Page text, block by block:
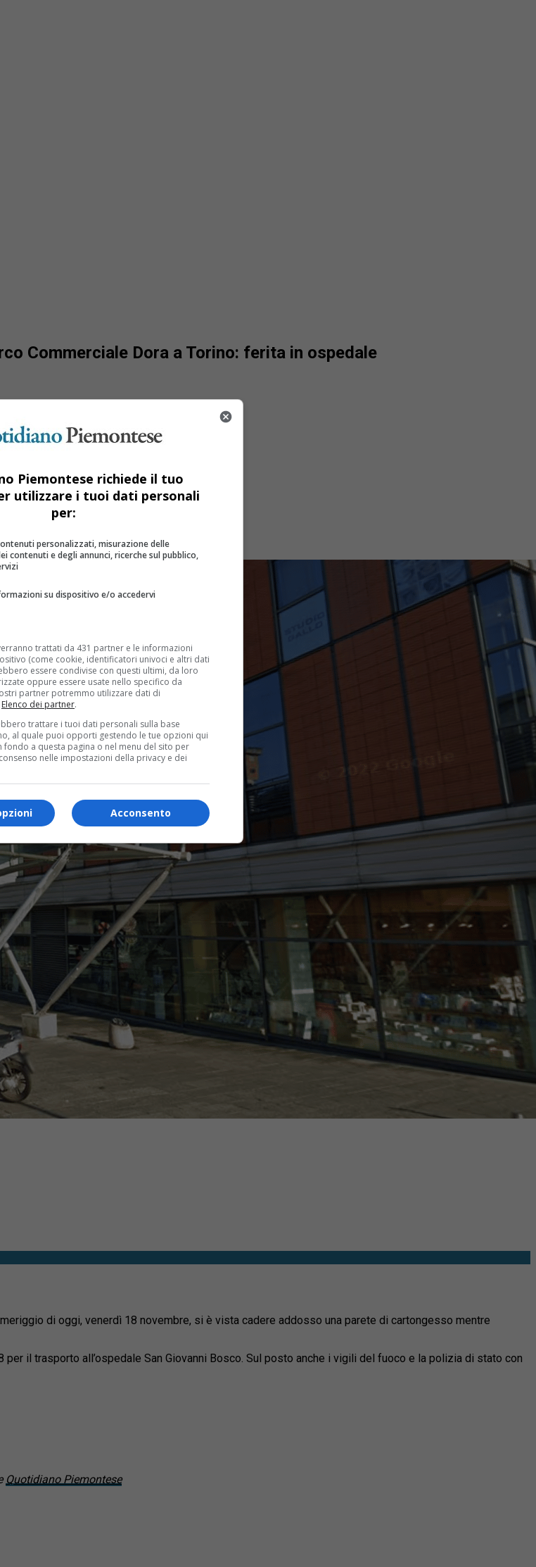
Commerciale Dora a Torino: ferita in ospedale
di oggi, venerdì 18 novembre, si è vista cadere addosso una parete di cartongesso mentre
il trasporto all’ospedale San Giovanni Bosco. Sul posto anche i vigili del fuoco e la polizia di stato con
Quotidiano Piemontese
Piemontese richiede il tuo
utilizzare i tuoi dati personali
per:
personalizzati, misurazione delle
contenuti e degli annunci, ricerche sul pubblico,
su dispositivo e/o accedervi
trattati da 431 partner e le informazioni
(come cookie, identificatori univoci e altri dati
essere condivise con questi ultimi, da loro
oppure essere usate nello specifico da
partner potremmo utilizzare dati di
Elenco dei partner.
trattare i tuoi dati personali sulla base
al quale puoi opporti gestendo le tue opzioni qui
fondo a questa pagina o nel menu del sito per
nelle impostazioni della privacy e dei
Acconsento